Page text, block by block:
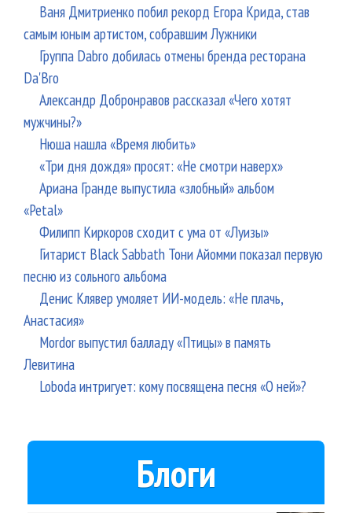
Ваня Дмитриенко побил рекорд Егора Крида, став
самым юным артистом, собравшим Лужники
Группа Dabro добилась отмены бренда ресторана
Da'Bro
Александр Добронравов рассказал «Чего хотят
мужчины?»
Нюша нашла «Время любить»
«Три дня дождя» просят: «Не смотри наверх»
Ариана Гранде выпустила «злобный» альбом
«Petal»
Филипп Киркоров сходит с ума от «Луизы»
Гитарист Black Sabbath Тони Айомми показал первую
песню из сольного альбома
Денис Клявер умоляет ИИ-модель: «Не плачь,
Анастасия»
Mordor выпустил балладу «Птицы» в память
Левитина
Loboda интригует: кому посвящена песня «О ней»?
Блоги